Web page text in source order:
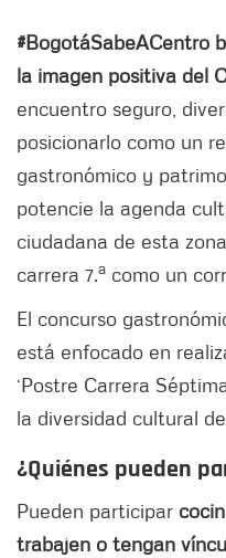
#BogotáSabeACentro
la imagen positiva del
encuentro seguro,
posicionarlo como un
gastronómico y
potencie la agenda
ciudadana de esta
carrera 7.a como un
El concurso
está enfocado en
‘Postre Carrera
la diversidad cultural
¿Quiénes pueden
Pueden participar
trabajen o tengan